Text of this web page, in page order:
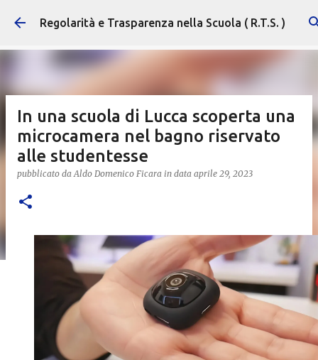
Passa ai contenuti principali
Regolarità e Trasparenza nella Scuola ( R.T.S. )
In una scuola di Lucca scoperta una
microcamera nel bagno riservato
alle studentesse
pubblicato daAldo Domenico Ficara in data aprile 29, 2023